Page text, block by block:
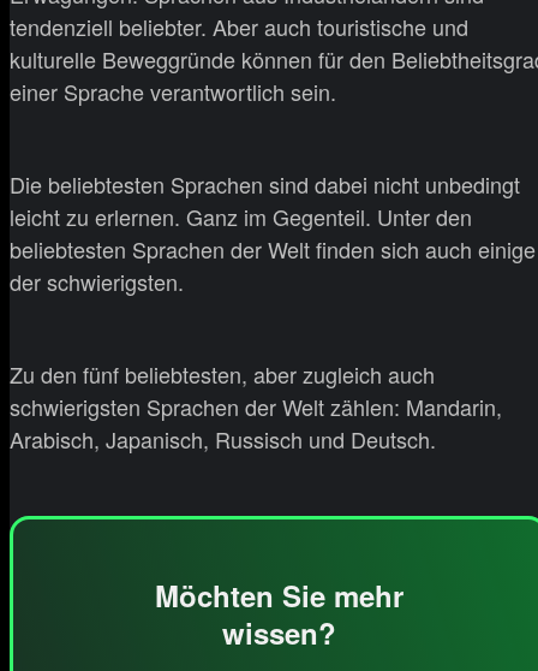
tendenziell beliebter. Aber auch touristische und
kulturelle Beweggründe können für den
einer Sprache verantwortlich sein.
Die beliebtesten Sprachen sind dabei nicht unbedingt
leicht zu erlernen. Ganz im Gegenteil. Unter den
beliebtesten Sprachen der Welt finden sich auch einige
der schwierigsten.
Zu den fünf beliebtesten, aber zugleich auch
schwierigsten Sprachen der Welt zählen: Mandarin,
Arabisch, Japanisch, Russisch und Deutsch.
Möchten Sie mehr
wissen?